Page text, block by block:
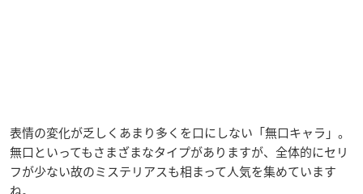
表情の変化が乏しくあまり多くを口にしない「無口キャラ」。
無口といってもさまざまなタイプがありますが、全体的にセリ
フが少ない故のミステリアスも相まって人気を集めています
ね。